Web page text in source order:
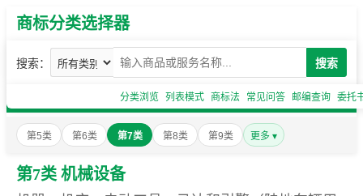
商标分类选择器
搜索： 搜索
分类浏览 列表模式 商标法 常见问答 邮编查询 委托
第5类 第6类 第7类 第8类 第9类 更多 ▾
第7类 机械设备